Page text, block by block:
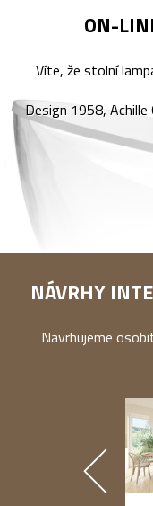
ON-
Víte, že stolní
Design 1958, Achille
NÁVRHY
Navrhujeme